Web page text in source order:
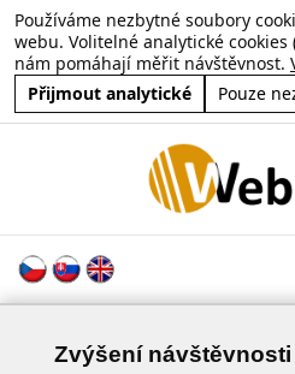
Používáme nezbytné soubory
webu. Volitelné analytické cookies
nám pomáhají měřit návštěvnost.
Přijmout analytické
Pouze
Zvýšení